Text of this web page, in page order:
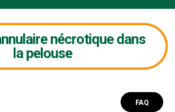
nécrotique dans
la pelouse
FAQ